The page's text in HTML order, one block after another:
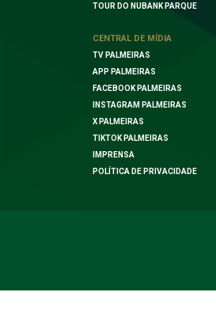
TOUR DO NUBANK PARQUE
CENTRAL DE MÍDIA
TV PALMEIRAS
APP PALMEIRAS
FACEBOOK PALMEIRAS
INSTAGRAM PALMEIRAS
X PALMEIRAS
TIKTOK PALMEIRAS
IMPRENSA
POLÍTICA DE PRIVACIDADE